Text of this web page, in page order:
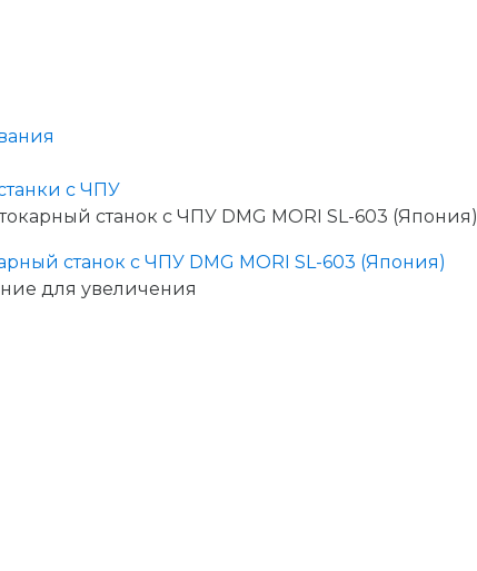
с ЧПУ
станок с ЧПУ DMG MORI SL-603 (Япония)
для увеличения